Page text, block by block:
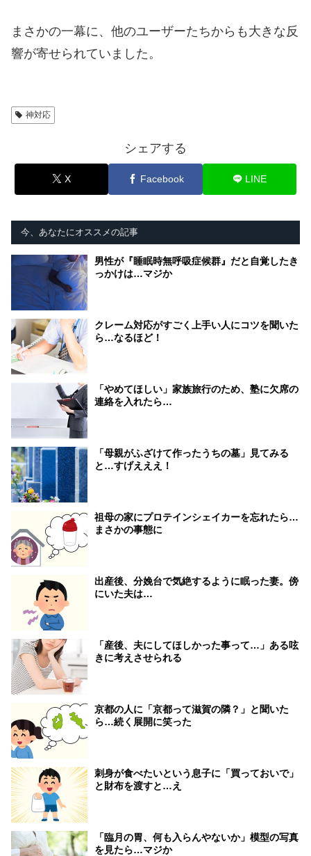
まさかの一幕に、他のユーザーたちからも大きな反
響が寄せられていました。
神対応
シェアする
X Facebook LINE
今、あなたにオススメの記事
男性が『睡眠時無呼吸症候群』だと自覚したき
っかけは…マジか
クレーム対応がすごく上手い人にコツを聞いた
ら…なるほど！
「やめてほしい」家族旅行のため、塾に欠席の
連絡を入れたら…
「母親がふざけて作ったうちの墓」見てみる
と…すげえええ！
祖母の家にプロテインシェイカーを忘れたら…
まさかの事態に
出産後、分娩台で気絶するように眠った妻。傍
にいた夫は…
「産後、夫にしてほしかった事って…」ある呟
きに考えさせられる
京都の人に「京都って滋賀の隣？」と聞いた
ら…続く展開に笑った
刺身が食べたいという息子に「買っておいで」
と財布を渡すと…え
「臨月の胃、何も入らんやないか」模型の写真
を見たら…マジか